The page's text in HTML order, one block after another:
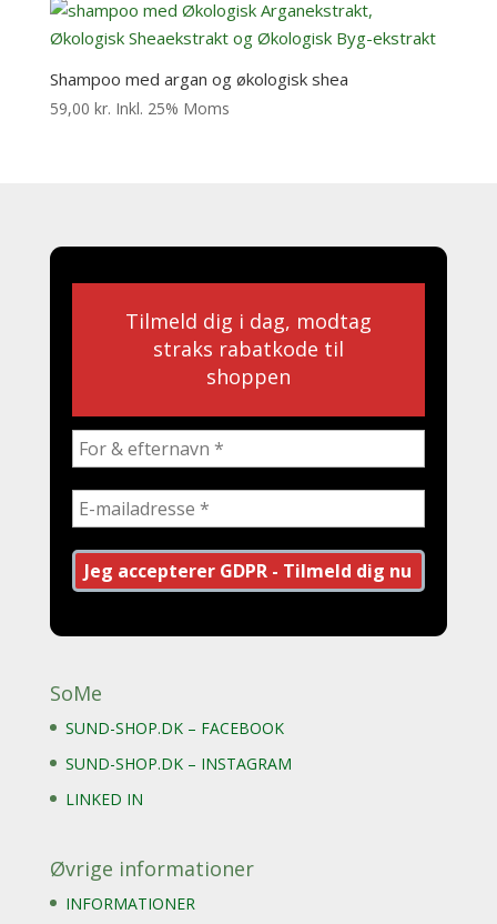
Shampoo med argan og økologisk shea
59,00 kr. Inkl. 25% Moms
Tilmeld dig i dag, modtag
straks rabatkode til
shoppen
SoMe
SUND-SHOP.DK – FACEBOOK
SUND-SHOP.DK – INSTAGRAM
LINKED IN
Øvrige informationer
INFORMATIONER